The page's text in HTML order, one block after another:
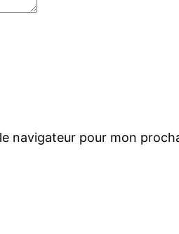
navigateur pour mon